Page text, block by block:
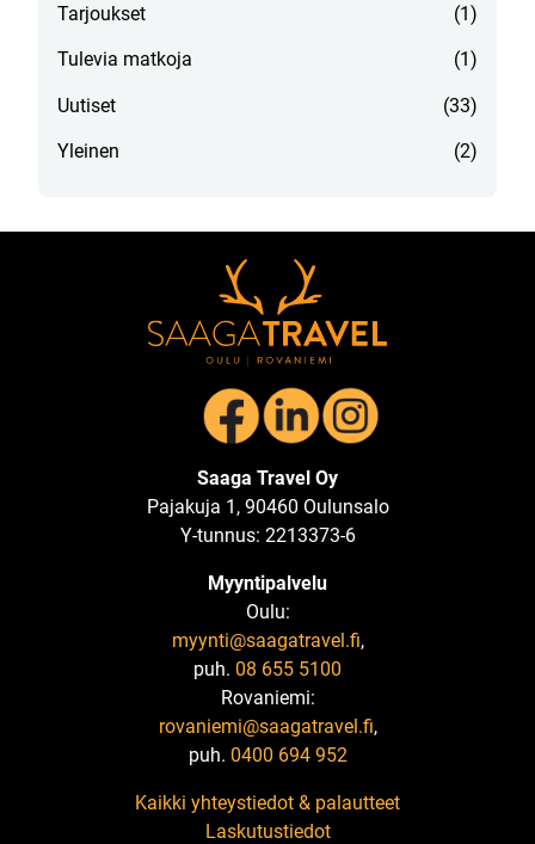
Tarjoukset (1)
Tulevia matkoja (1)
Uutiset (33)
Yleinen (2)
Saaga Travel Oy
Pajakuja 1, 90460 Oulunsalo
Y-tunnus: 2213373-6
Myyntipalvelu
Oulu:
myynti@saagatravel.fi,
puh. 08 655 5100
Rovaniemi:
rovaniemi@saagatravel.fi,
puh. 0400 694 952
Kaikki yhteystiedot & palautteet
Laskutustiedot